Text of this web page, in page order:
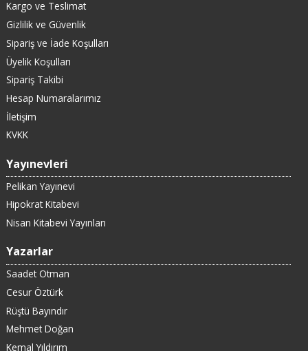
Kargo ve Teslimat
Gizlilik ve Güvenlik
Sipariş ve İade Koşulları
Üyelik Koşulları
Sipariş Takibi
Hesap Numaralarımız
İletişim
KVKK
Yayınevleri
Pelikan Yayınevi
Hipokrat Kitabevi
Nisan Kitabevi Yayınları
Yazarlar
Saadet Otman
Cesur Öztürk
Rüştü Bayındır
Mehmet Doğan
Kemal Yıldırım